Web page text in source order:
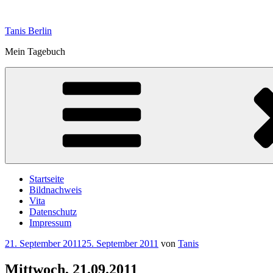
springen
Tanis Berlin
Mein Tagebuch
Startseite
Bildnachweis
Vita
Datenschutz
Impressum
Veröffentlicht
21. September 2011 25. September 2011 von Tanis
Mittwoch, 21.09.2011